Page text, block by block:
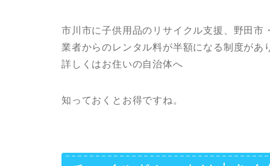
市川市に子供用品のリサイクル支援、野田
業者からのレンタル料が半額になる制度が
詳しくはお住いの自治体へ
知っておくとお得ですね。